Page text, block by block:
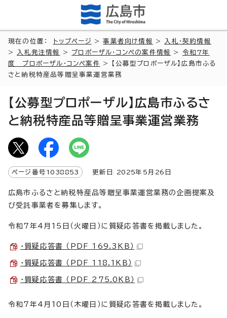
現在の位置： トップページ >事業者向け情報 >
入札・契約情報
>
入札発注情報 > プロポーザル・コンペの案件情報 > 令和7年
度 プロポーザル・コンペ案件
> 【公募型プロポーザル】広島市ふる
さと納税特産品等贈呈事業運営業務
【公募型プロポーザル】広島市ふるさ
と納税特産品等贈呈事業運営業務
ページ番号 1038853 更新日 2025年5月 26 日
広島市ふるさと納税特産品等贈呈事業運営業務の企画提案及
び受託事業者を募集します。
令和7年4月15日（火曜日）に質疑応答書を掲載しました。
・質疑応答書 （PDF 169.3KB）
・質疑応答書 （PDF 118.1KB）
・質疑応答書 （PDF 275.0KB）
令和7年4月10日（木曜日）に質疑応答書を掲載しました。